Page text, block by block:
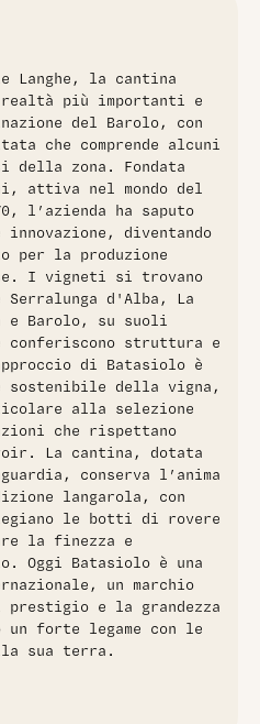
evoluzione matura.
eleganti sentori floreali
e tostate con tocchi
Al palato è strutturato,
definiti e armonici, chiusura
sofisticato, ideale per
selvaggina e formaggi
Langhe, la cantina
più importanti e
del Barolo, con
che comprende alcuni
zona. Fondata
attiva nel mondo del
l’azienda ha saputo
diventando
per la produzione
I vigneti si trovano
d'Alba, La
e Barolo, su suoli
struttura e
di Batasiolo è
sostenibile della vigna,
alla selezione
che rispettano
La cantina, dotata
conserva l’anima
langarola, con
le botti di rovere
la finezza e
Oggi Batasiolo è una
un marchio
prestigio e la grandezza
un forte legame con le
sua terra.